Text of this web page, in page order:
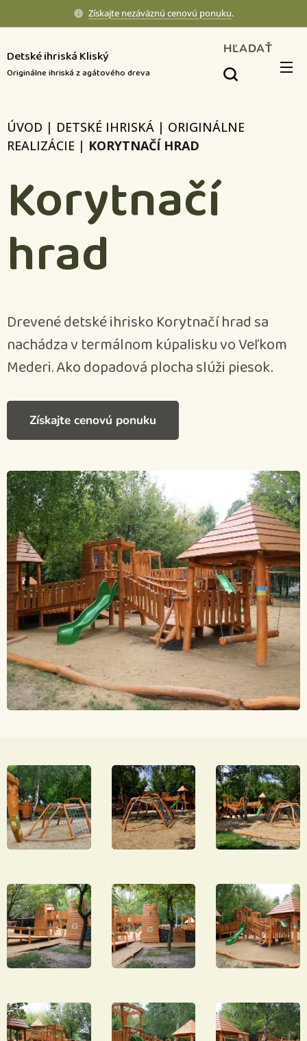
Získajte nezáväznú cenovú ponuku.
Detské ihriská Kliský
Originálne ihriská z agátového dreva
HĽADAŤ
ÚVOD | DETSKÉ IHRISKÁ | ORIGINÁLNE
REALIZÁCIE | KORYTNAČÍ HRAD
Korytnačí
hrad
Drevené detské ihrisko Korytnačí hrad sa
nachádza v termálnom kúpalisku vo Veľkom
Mederi. Ako dopadová plocha slúži piesok.
Získajte cenovú ponuku